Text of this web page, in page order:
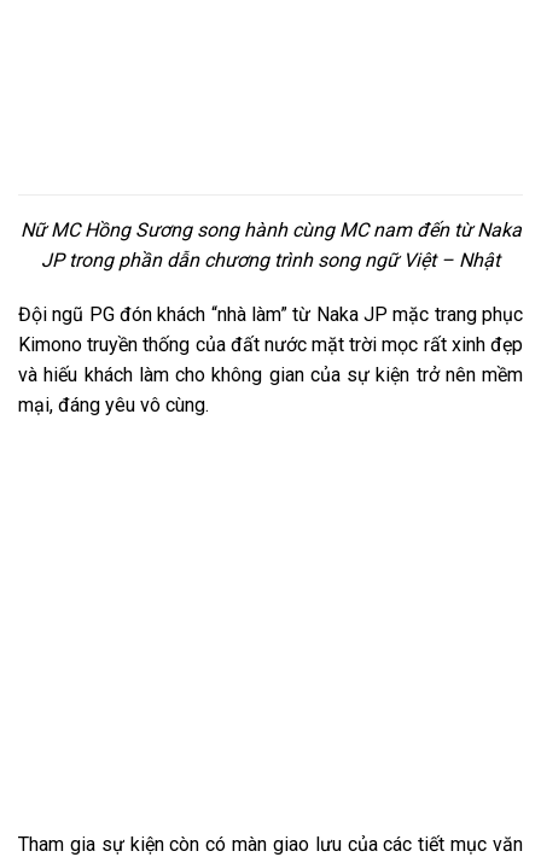
Nữ MC Hồng Sương song hành cùng MC nam đến từ Naka
JP trong phần dẫn chương trình song ngữ Việt – Nhật
Đội ngũ PG đón khách “nhà làm” từ Naka JP mặc trang phục
Kimono truyền thống của đất nước mặt trời mọc rất xinh đẹp
và hiếu khách làm cho không gian của sự kiện trở nên mềm
mại, đáng yêu vô cùng.
Tham gia sự kiện còn có màn giao lưu của các tiết mục văn